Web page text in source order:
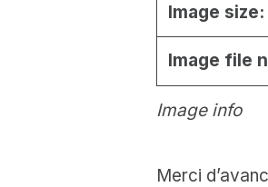
Image info
Image size:
Image file
Merci